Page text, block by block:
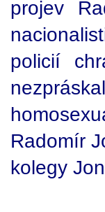
projev
policií
Radomír
kolegy